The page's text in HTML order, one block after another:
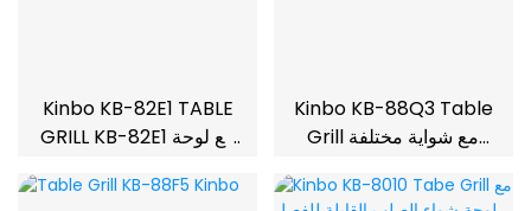
Kinbo KB-82E1 TABLE
GRILL KB-82E1 مع لوحة
شواية شواء الاستخدام
Kinbo KB-88Q3 Table
Grill مع شواية مختلفة